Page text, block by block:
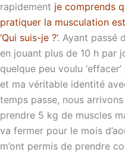
rapidement je comprends
pratiquer la musculation
‘Qui suis-je ?’. Ayant passé
en jouant plus de 10 h par
quelque peu voulu
et ma véritable identité
temps passe, nous
prendre 5 kg de muscles
va fermer pour le mois
m’ont permis de prendre